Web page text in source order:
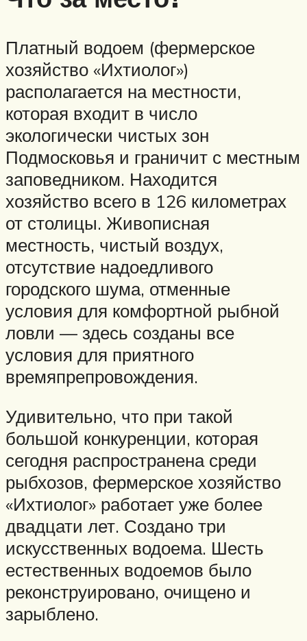
Платный водоем (фермерское
хозяйство «Ихтиолог»)
располагается на местности,
которая входит в число
экологически чистых зон
Подмосковья и граничит с местным
заповедником. Находится
хозяйство всего в 126 километрах
от столицы. Живописная
местность, чистый воздух,
отсутствие надоедливого
городского шума, отменные
условия для комфортной рыбной
ловли — здесь созданы все
условия для приятного
времяпрепровождения.
Удивительно, что при такой
большой конкуренции, которая
сегодня распространена среди
рыбхозов, фермерское хозяйство
«Ихтиолог» работает уже более
двадцати лет. Создано три
искусственных водоема. Шесть
естественных водоемов было
реконструировано, очищено и
зарыблено.